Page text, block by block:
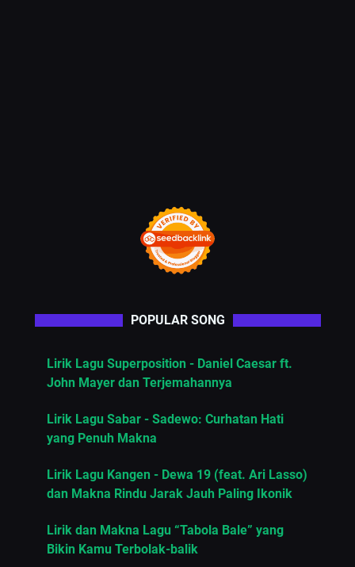
POPULAR SONG
Lirik Lagu Superposition - Daniel Caesar ft.
John Mayer dan Terjemahannya
Lirik Lagu Sabar - Sadewo: Curhatan Hati
yang Penuh Makna
Lirik Lagu Kangen - Dewa 19 (feat. Ari Lasso)
dan Makna Rindu Jarak Jauh Paling Ikonik
Lirik dan Makna Lagu “Tabola Bale” yang
Bikin Kamu Terbolak-balik